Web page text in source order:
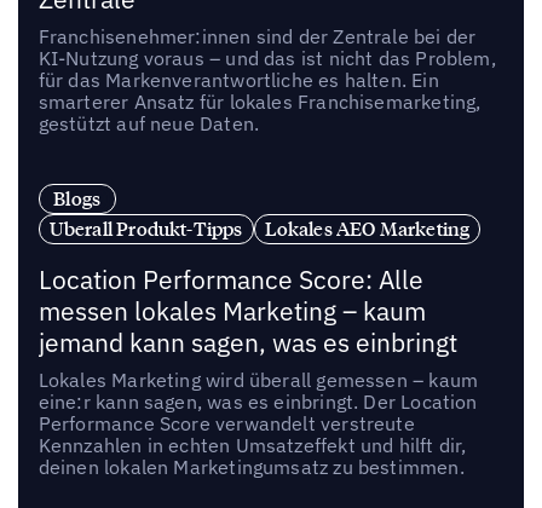
Franchisenehmer:innen sind der Zentrale bei der
KI-Nutzung voraus – und das ist nicht das Problem,
für das Markenverantwortliche es halten. Ein
smarterer Ansatz für lokales Franchisemarketing,
gestützt auf neue Daten.
Blogs
Uberall Produkt-Tipps
Lokales AEO Marketing
Location Performance Score: Alle
messen lokales Marketing – kaum
jemand kann sagen, was es einbringt
Lokales Marketing wird überall gemessen – kaum
eine:r kann sagen, was es einbringt. Der Location
Performance Score verwandelt verstreute
Kennzahlen in echten Umsatzeffekt und hilft dir,
deinen lokalen Marketingumsatz zu bestimmen.